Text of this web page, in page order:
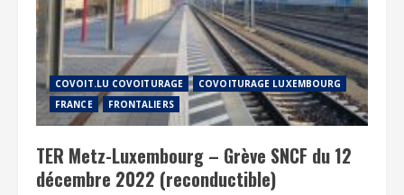
COVOIT.LU COVOITURAGE
COVOITURAGE LUXEMBOURG
FRANCE
FRONTALIERS
TER Metz-Luxembourg – Grève SNCF du 12
décembre 2022 (reconductible)